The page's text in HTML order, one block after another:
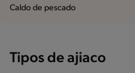
Caldo de pescado
Tipos de ajiaco